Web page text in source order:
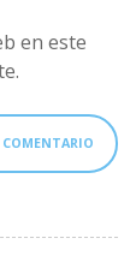
en este